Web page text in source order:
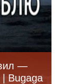
—
Bugaga